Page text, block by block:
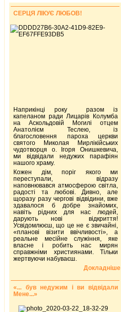
СЕРЦЯ ЛІКУЄ ЛЮБОВ!
Наприкінці року разом із
капеланом ради Лицарів Колумба
на Аскольдовій Могилі отцем
Анатолієм Теслею, із
благословення пароха церкви
святого Миколая Мирлікійських
чудотворця о. Ігоря Онишкевича,
ми відвідали недужих парафіян
нашого храму.
Кожен дім, поріг якого ми
переступали, відразу
наповнювався атмосферою світла,
радості та любові. Дивно, але
щоразу разу чергові відвідини, вже
здавалося б добре знайомих,
навіть рідних для нас людей,
дарують нові відкриття!
Усвідомлюєш, що це не є звичайні,
«планові візити ввічливості», а
реальне месійне служіння, яке
власне і робить нас мирян
справжніми християнами. Тільки
жертвуючи набуваєш.
Докладніше
«... був недужим і ви відвідали
Мене...»